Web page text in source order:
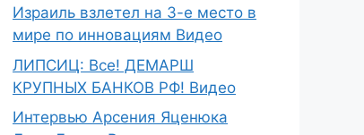
Израиль взлетел на 3-е место в
мире по инновациям Видео
ЛИПСИЦ: Все! ДЕМАРШ
КРУПНЫХ БАНКОВ РФ! Видео
Интервью Арсения Яценюка